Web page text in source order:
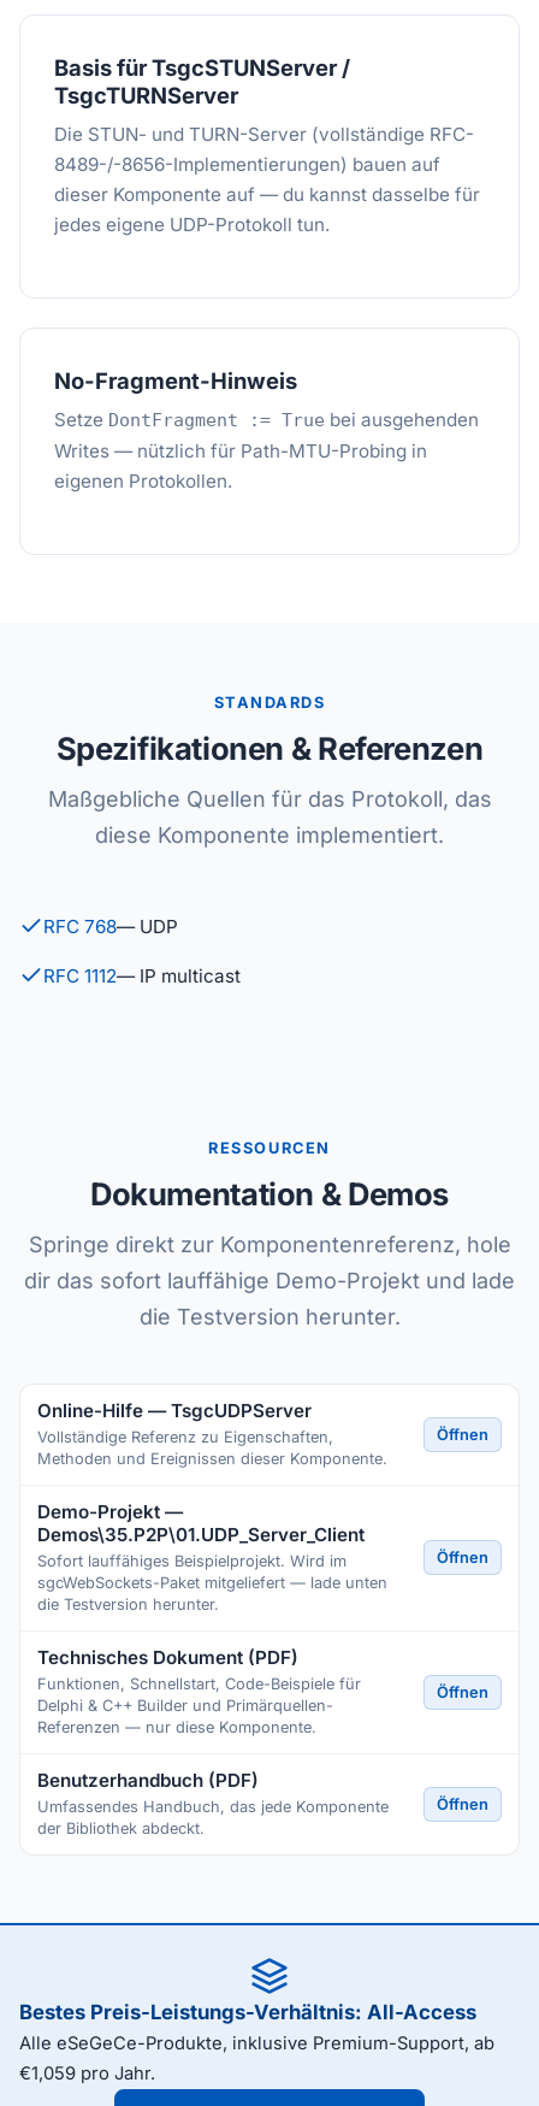
Basis für TsgcSTUNServer /
TsgcTURNServer
Die STUN- und TURN-Server (vollständige RFC-
8489-/-8656-Implementierungen) bauen auf
dieser Komponente auf — du kannst dasselbe für
jedes eigene UDP-Protokoll tun.
No-Fragment-Hinweis
Setze DontFragment := True bei ausgehenden
Writes — nützlich für Path-MTU-Probing in
eigenen Protokollen.
STANDARDS
Spezifikationen & Referenzen
Maßgebliche Quellen für das Protokoll, das
diese Komponente implementiert.
RFC 768— UDP
RFC 1112— IP multicast
RESSOURCEN
Dokumentation & Demos
Springe direkt zur Komponentenreferenz, hole
dir das sofort lauffähige Demo-Projekt und lade
die Testversion herunter.
Online-Hilfe — TsgcUDPServer
Vollständige Referenz zu Eigenschaften,
Methoden und Ereignissen dieser Komponente.
Öffnen
Demo-Projekt —
Demos\35.P2P\01.UDP_Server_Client
Sofort lauffähiges Beispielprojekt. Wird im
sgcWebSockets-Paket mitgeliefert — lade unten
die Testversion herunter.
Öffnen
Technisches Dokument (PDF)
Funktionen, Schnellstart, Code-Beispiele für
Delphi & C++ Builder und Primärquellen-
Referenzen — nur diese Komponente.
Öffnen
Benutzerhandbuch (PDF)
Umfassendes Handbuch, das jede Komponente
der Bibliothek abdeckt.
Öffnen
Bestes Preis-Leistungs-Verhältnis: All-Access
Alle eSeGeCe-Produkte, inklusive Premium-Support, ab
€1,059 pro Jahr.